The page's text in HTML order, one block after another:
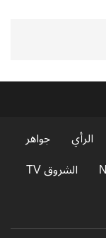
الرأي
جواهر
الشروق TV